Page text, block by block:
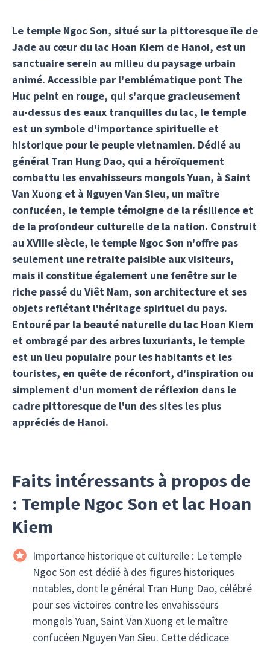
Le temple Ngoc Son, situé sur la pittoresque île de
Jade au cœur du lac Hoan Kiem de Hanoi, est un
sanctuaire serein au milieu du paysage urbain
animé. Accessible par l'emblématique pont The
Huc peint en rouge, qui s'arque gracieusement
au-dessus des eaux tranquilles du lac, le temple
est un symbole d'importance spirituelle et
historique pour le peuple vietnamien. Dédié au
général Tran Hung Dao, qui a héroïquement
combattu les envahisseurs mongols Yuan, à Saint
Van Xuong et à Nguyen Van Sieu, un maître
confucéen, le temple témoigne de la résilience et
de la profondeur culturelle de la nation. Construit
au XVIIIe siècle, le temple Ngoc Son n'offre pas
seulement une retraite paisible aux visiteurs,
mais il constitue également une fenêtre sur le
riche passé du Viêt Nam, son architecture et ses
objets reflétant l'héritage spirituel du pays.
Entouré par la beauté naturelle du lac Hoan Kiem
et ombragé par des arbres luxuriants, le temple
est un lieu populaire pour les habitants et les
touristes, en quête de réconfort, d'inspiration ou
simplement d'un moment de réflexion dans le
cadre pittoresque de l'un des sites les plus
appréciés de Hanoi.
Faits intéressants à propos de
: Temple Ngoc Son et lac Hoan
Kiem
Importance historique et culturelle : Le temple
Ngoc Son est dédié à des figures historiques
notables, dont le général Tran Hung Dao, célébré
pour ses victoires contre les envahisseurs
mongols Yuan, Saint Van Xuong et le maître
confucéen Nguyen Van Sieu. Cette dédicace